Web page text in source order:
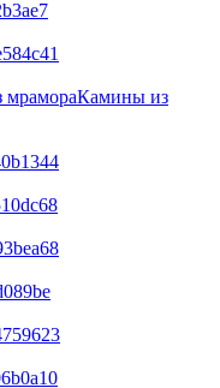
Камины из